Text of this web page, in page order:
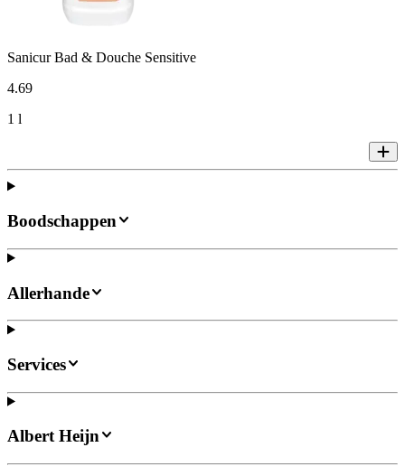
Sanicur Bad & Douche Sensitive
4.69
1 l
Boodschappen
Allerhande
Services
Albert Heijn